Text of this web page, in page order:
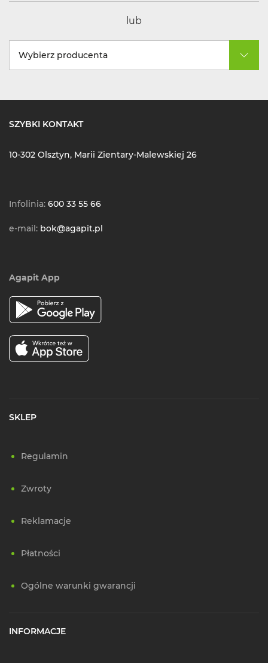
lub
Wybierz producenta
SZYBKI KONTAKT
10-302 Olsztyn, Marii Zientary-Malewskiej 26
Infolinia: 600 33 55 66
e-mail: bok@agapit.pl
Agapit App
SKLEP
Regulamin
Zwroty
Reklamacje
Płatności
Ogólne warunki gwarancji
INFORMACJE